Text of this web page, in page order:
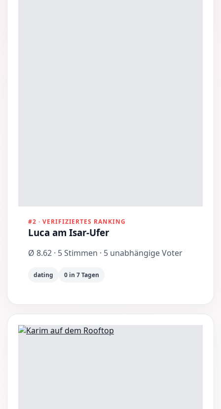
#2 · VERIFIZIERTES RANKING
Luca am Isar-Ufer
Ø 8.62 · 5 Stimmen · 5 unabhängige Voter
dating 0 in 7 Tagen